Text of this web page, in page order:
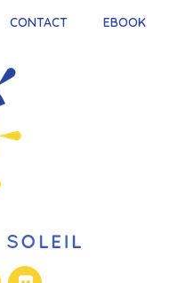
CONTACT EBOOK